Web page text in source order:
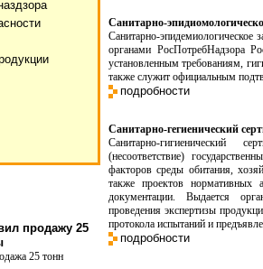
продажу 25
25 тонн
Санитарно-
Санитарно-эпидемиологическое
органами РосПотребНадзора
установленным требованиям,
также служит официальным
подробности
Санитарно-гегиенический
Санитарно-гигиенический
(несоответствие)
факторов среды обитания,
также проектов нормативных
документации. Выдается
проведения экспертизы
протокола испытаний и
подробности